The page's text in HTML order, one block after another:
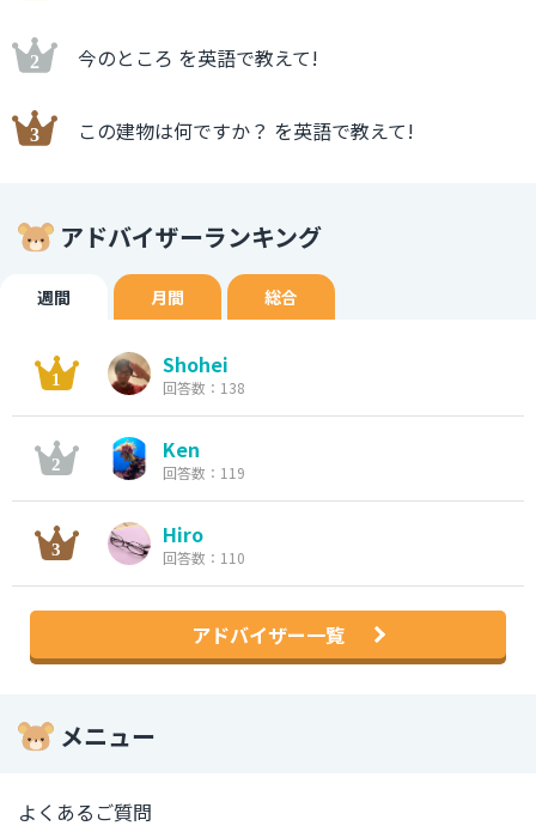
今のところ を英語で教えて!
この建物は何ですか？ を英語で教えて!
アドバイザーランキング
週間 月間 総合
Shohei
回答数：138
Ken
回答数：119
Hiro
回答数：110
アドバイザー一覧
メニュー
よくあるご質問